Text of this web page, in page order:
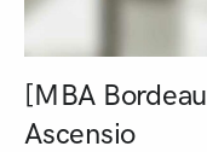
[MBA
Ascensio